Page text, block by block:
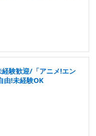
経験歓迎/「アニメ!エン
由!未経験OK